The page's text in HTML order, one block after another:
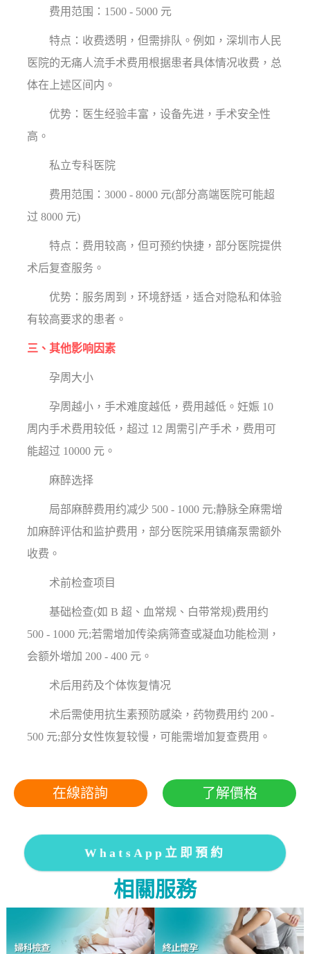
费用范围：1500 - 5000 元
特点：收费透明，但需排队。例如，深圳市人民
医院的无痛人流手术费用根据患者具体情况收费，总
体在上述区间内。
优势：医生经验丰富，设备先进，手术安全性
高。
私立专科医院
费用范围：3000 - 8000 元(部分高端医院可能超
过 8000 元)
特点：费用较高，但可预约快捷，部分医院提供
术后复查服务。
优势：服务周到，环境舒适，适合对隐私和体验
有较高要求的患者。
三、其他影响因素
孕周大小
孕周越小，手术难度越低，费用越低。妊娠 10
周内手术费用较低，超过 12 周需引产手术，费用可
能超过 10000 元。
麻醉选择
局部麻醉费用约减少 500 - 1000 元;静脉全麻需增
加麻醉评估和监护费用，部分医院采用镇痛泵需额外
收费。
术前检查项目
基础检查(如 B 超、血常规、白带常规)费用约
500 - 1000 元;若需增加传染病筛查或凝血功能检测，
会额外增加 200 - 400 元。
术后用药及个体恢复情况
术后需使用抗生素预防感染，药物费用约 200 -
500 元;部分女性恢复较慢，可能需增加复查费用。
在線諮詢 了解價格
WhatsApp立即預約
相關服務